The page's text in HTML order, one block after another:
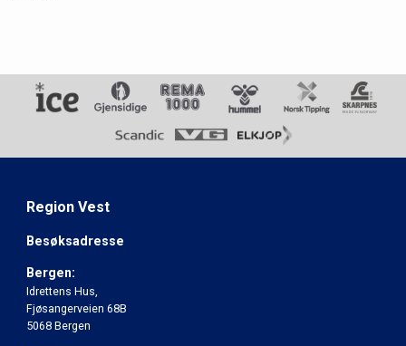
Region Vest
Besøksadresse
Bergen:
Idrettens Hus,
Fjøsangerveien 68B
5068 Bergen